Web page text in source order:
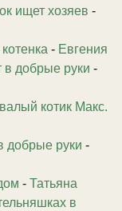
ищет хозяев -
- Евгения
в добрые руки -
котик Макс.
добрые руки -
- Татьяна
в